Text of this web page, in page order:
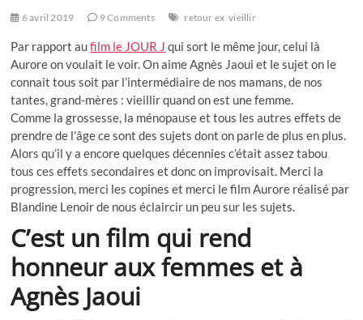
6 avril 2019 9 Comments retour ex vieillir
Par rapport aufilm le JOUR J qui sort le même jour, celui là
Aurore on voulait le voir. On aime Agnès Jaoui et le sujet on le
connait tous soit par l’intermédiaire de nos mamans, de nos
tantes, grand-mères : vieillir quand on est une femme.
Comme la grossesse, la ménopause et tous les autres effets de
prendre de l’âge ce sont des sujets dont on parle de plus en plus.
Alors qu’il y a encore quelques décennies c’était assez tabou
tous ces effets secondaires et donc on improvisait. Merci la
progression, merci les copines et merci le film Aurore réalisé par
Blandine Lenoir de nous éclaircir un peu sur les sujets.
C’est un film qui rend
honneur aux femmes et à
Agnès Jaoui